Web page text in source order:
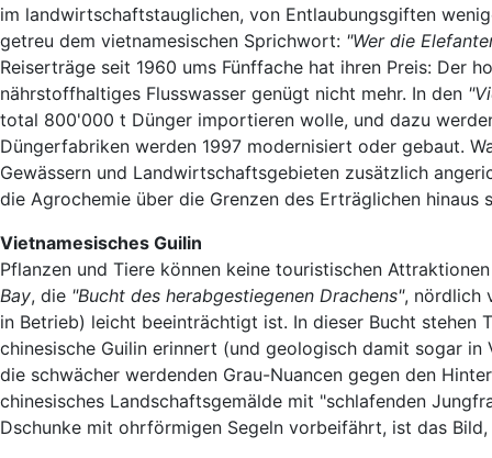
im landwirtschaftstauglichen, von Entlaubungsgiften
getreu dem vietnamesischen Sprichwort: "Wer die
Reiserträge seit 1960 ums Fünffache hat ihren Preis: Der
nährstoffhaltiges Flusswasser genügt nicht mehr. In den
total 800'000 t Dünger importieren wolle, und dazu
Düngerfabriken werden 1997 modernisiert oder gebaut.
Gewässern und Landwirtschaftsgebieten zusätzlich
die Agrochemie über die Grenzen des Erträglichen hinaus
Vietnamesisches Guilin
Pflanzen und Tiere können keine touristischen
Bay, die "Bucht des herabgestiegenen Drachens", nördlich
in Betrieb) leicht beeinträchtigt ist. In dieser Bucht stehen
chinesische Guilin erinnert (und geologisch damit sogar
die schwächer werdenden Grau-Nuancen gegen den
chinesisches Landschaftsgemälde mit "schlafenden
Dschunke mit ohrförmigen Segeln vorbeifährt, ist das